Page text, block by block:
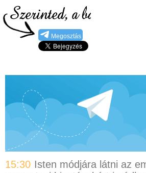
Megosztás
15:30 Isten módjára látni az